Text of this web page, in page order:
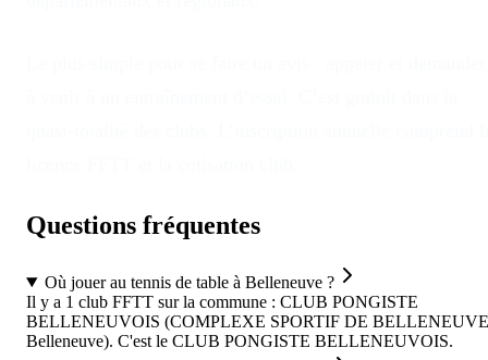
Questions fréquentes
Où jouer au tennis de table à Belleneuve ?
Il y a 1 club FFTT sur la commune : CLUB PONGISTE
BELLENEUVOIS (COMPLEXE SPORTIF DE
Belleneuve). C'est le CLUB PONGISTE BELLENEUVOIS.